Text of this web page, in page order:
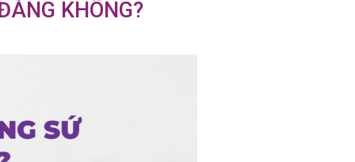
KHÔNG?